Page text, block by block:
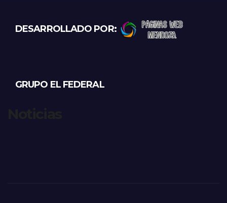
DESARROLLADO POR:
GRUPO EL FEDERAL